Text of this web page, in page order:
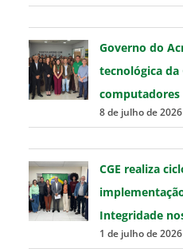
Governo do
tecnológica da
computadores
8 de julho de 2026
CGE realiza
Integridade
1 de julho de 2026